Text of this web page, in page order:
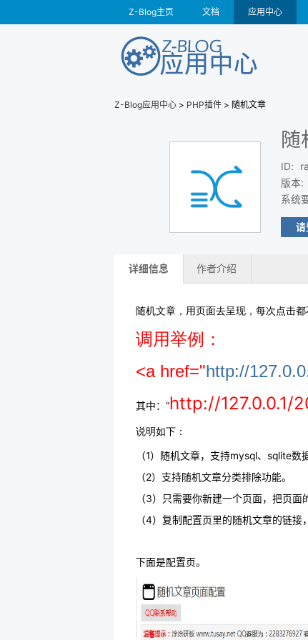
Z-Blog主页 文档 应用中心
Z-Blog应用中心 > PHP插件 > 随机文章
随
ID:
版本:
系统
请
详细信息 作者介绍
随机文章，用页面去呈现，每次点击都
调用举例：
<a href="http://
其中：“http://127.0.0.1/
说明如下：
（1）随机文章，支持mysql、sqlite数
（2）支持随机文章分类排除功能。
（3）只需要你新建一个页面，把页面
（4）复制配置页里的随机文章的链接
下面是配置页。